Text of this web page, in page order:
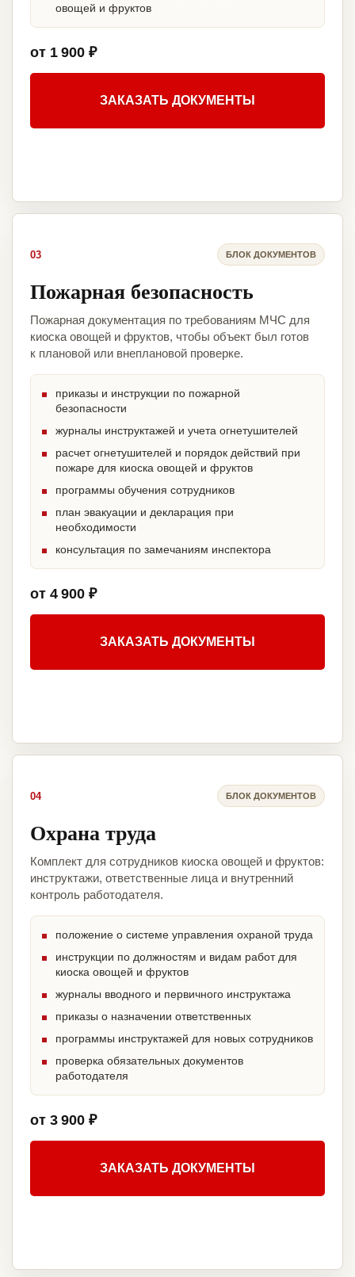
овощей и фруктов
от 1 900 ₽
ЗАКАЗАТЬ ДОКУМЕНТЫ
03 БЛОК ДОКУМЕНТОВ
Пожарная безопасность
Пожарная документация по требованиям МЧС для
киоска овощей и фруктов, чтобы объект был готов
к плановой или внеплановой проверке.
приказы и инструкции по пожарной
безопасности
журналы инструктажей и учета огнетушителей
расчет огнетушителей и порядок действий при
пожаре для киоска овощей и фруктов
программы обучения сотрудников
план эвакуации и декларация при
необходимости
консультация по замечаниям инспектора
от 4 900 ₽
ЗАКАЗАТЬ ДОКУМЕНТЫ
04 БЛОК ДОКУМЕНТОВ
Охрана труда
Комплект для сотрудников киоска овощей и фруктов:
инструктажи, ответственные лица и внутренний
контроль работодателя.
положение о системе управления охраной труда
инструкции по должностям и видам работ для
киоска овощей и фруктов
журналы вводного и первичного инструктажа
приказы о назначении ответственных
программы инструктажей для новых сотрудников
проверка обязательных документов
работодателя
от 3 900 ₽
ЗАКАЗАТЬ ДОКУМЕНТЫ